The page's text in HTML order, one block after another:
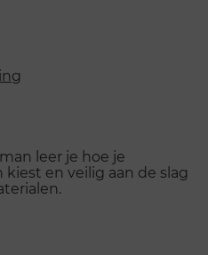
leer je hoe je
en veilig aan de slag